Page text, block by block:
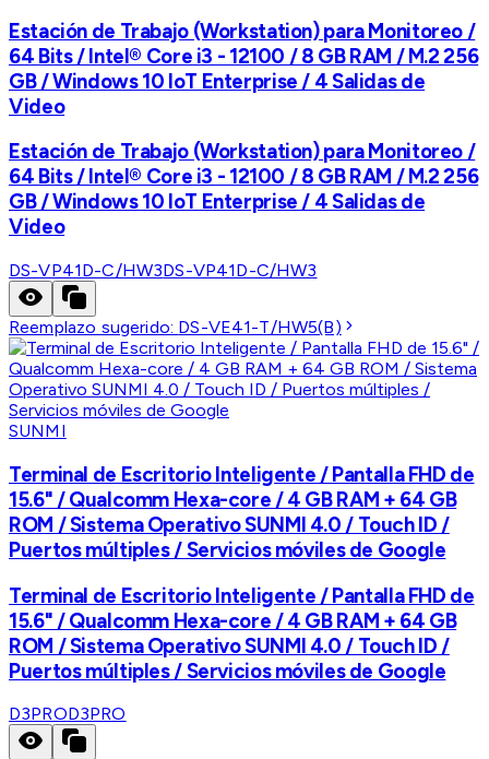
Estación de Trabajo (Workstation) para Monitoreo /
64 Bits / Intel® Core i3 - 12100 / 8 GB RAM / M.2 256
GB / Windows 10 IoT Enterprise / 4 Salidas de
Video
Estación de Trabajo (Workstation) para Monitoreo /
64 Bits / Intel® Core i3 - 12100 / 8 GB RAM / M.2 256
GB / Windows 10 IoT Enterprise / 4 Salidas de
Video
DS-VP41D-C/HW3DS-VP41D-C/HW3
Reemplazo sugerido: DS-VE41-T/HW5(B)
SUNMI
Terminal de Escritorio Inteligente / Pantalla FHD de
15.6" / Qualcomm Hexa-core / 4 GB RAM + 64 GB
ROM / Sistema Operativo SUNMI 4.0 / Touch ID /
Puertos múltiples / Servicios móviles de Google
Terminal de Escritorio Inteligente / Pantalla FHD de
15.6" / Qualcomm Hexa-core / 4 GB RAM + 64 GB
ROM / Sistema Operativo SUNMI 4.0 / Touch ID /
Puertos múltiples / Servicios móviles de Google
D3PROD3PRO